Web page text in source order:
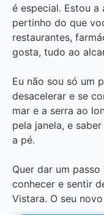
é especial. Estou a
pertinho do que
restaurantes,
gosta, tudo ao
Eu não sou só um
desacelerar e se
mar e a serra ao
pela janela, e
a pé.
Quer dar um passo
conhecer e sentir
Vistara. O seu